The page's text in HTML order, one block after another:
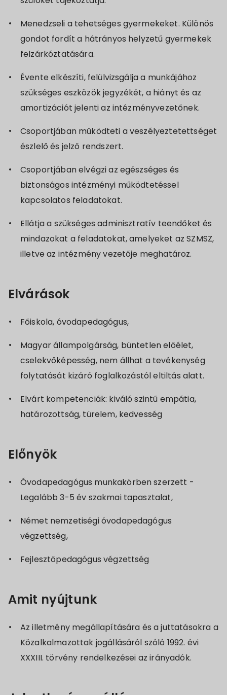
Menedzseli a tehetséges gyermekeket. Különös
gondot fordít a hátrányos helyzetű gyermekek
felzárkóztatására.
Évente elkészíti, felülvizsgálja a munkájához
szükséges eszközök jegyzékét, a hiányt és az
amortizációt jelenti az intézményvezetőnek.
Csoportjában működteti a veszélyeztetettséget
észlelő és jelző rendszert.
Csoportjában elvégzi az egészséges és
biztonságos intézményi működtetéssel
kapcsolatos feladatokat.
Ellátja a szükséges adminisztratív teendőket és
mindazokat a feladatokat, amelyeket az SZMSZ,
illetve az intézmény vezetője meghatároz.
Elvárások
Főiskola, óvodapedagógus,
Magyar állampolgárság, büntetlen előélet,
cselekvőképesség, nem állhat a tevékenység
folytatását kizáró foglalkozástól eltiltás alatt.
Elvárt kompetenciák: kiváló szintű empátia,
határozottság, türelem, kedvesség
Előnyök
Óvodapedagógus munkakörben szerzett -
Legalább 3-5 év szakmai tapasztalat,
Német nemzetiségi óvodapedagógus
végzettség,
Fejlesztőpedagógus végzettség
Amit nyújtunk
Az illetmény megállapítására és a juttatásokra a
Közalkalmazottak jogállásáról szóló 1992. évi
XXXIII. törvény rendelkezései az irányadók.